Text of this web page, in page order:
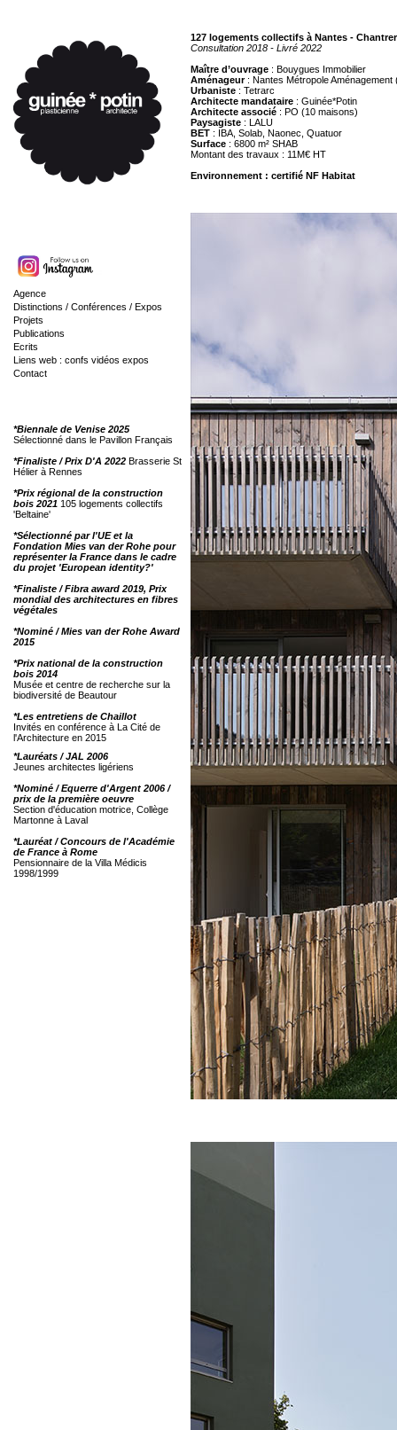
Agence
Distinctions / Conférences / Expos
Projets
Publications
Ecrits
Liens web : confs vidéos expos
Contact
*Biennale de Venise 2025
Sélectionné dans le Pavillon Français
*Finaliste / Prix D'A 2022 Brasserie St
Hélier à Rennes
*Prix régional de la construction
bois 2021 105 logements collectifs
'Beltaine'
*Sélectionné par l'UE et la
Fondation Mies van der Rohe pour
représenter la France dans le cadre
du projet 'European identity?'
*Finaliste / Fibra award 2019, Prix
mondial des architectures en fibres
végétales
*Nominé / Mies van der Rohe Award
2015
*Prix national de la construction
bois 2014
Musée et centre de recherche sur la
biodiversité de Beautour
*Les entretiens de Chaillot
Invités en conférence à La Cité de
l'Architecture en 2015
*Lauréats / JAL 2006
Jeunes architectes ligériens
*Nominé / Equerre d'Argent 2006 /
prix de la première oeuvre
Section d'éducation motrice, Collège
Martonne à Laval
*Lauréat / Concours de l'Académie
de France à Rome
Pensionnaire de la Villa Médicis
1998/1999
127 logements collectifs à Nantes -
Consultation 2018 - Livré 2022
Maître d’ouvrage : Bouygues Immobilier
Aménageur: Nantes Métropole Aménagement
Urbaniste : Tetrarc
Architecte mandataire : Guinée*Potin
Architecte associé : PO (10 maisons)
Paysagiste : LALU
BET : IBA, Solab, Naonec, Quatuor
Surface : 6800 m² SHAB
Montant des travaux : 11M€ HT
Environnement : certifié NF Habitat